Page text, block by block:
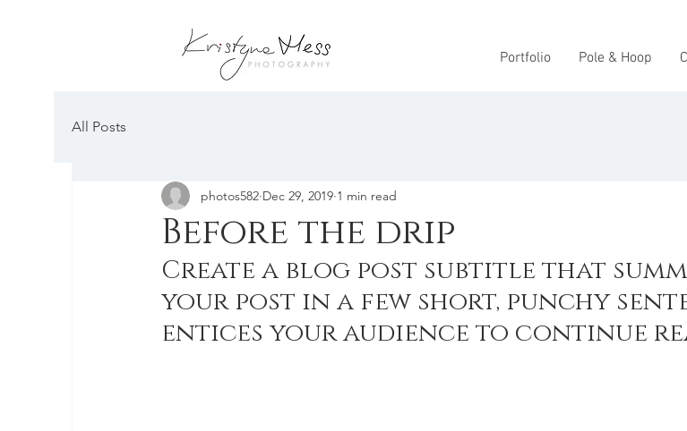
Portfolio Pole & Hoop
All Posts
Before the drip
photos582 Dec 29, 2019 1 min read
Create a blog post subtitle that
your post in a few short, punchy
entices your audience to continue